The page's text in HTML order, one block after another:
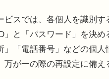
スでは、各個人を識別す
」と「パスワード」を決
」「電話番号」などの個
万が一の際の再設定に備え